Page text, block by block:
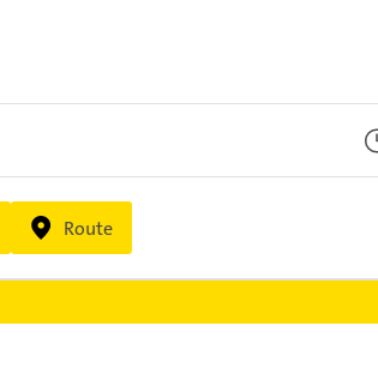
Route